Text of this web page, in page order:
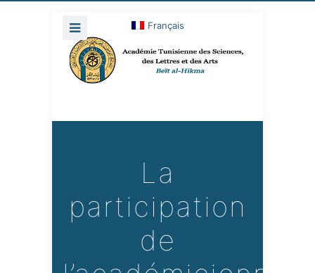
Français
La
participation
de